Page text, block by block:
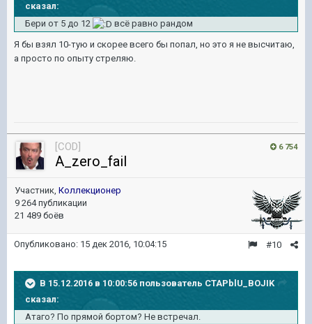
сказал:
Бери от 5 до 12
всё равно рандом
Я бы взял 10-тую и скорее всего бы попал, но это я не высчитаю,
а просто по опыту стреляю.
6 754
[COD]
A_zero_fail
Участник, Коллекционер
9 264 публикации
21 489 боёв
#10
Опубликовано: 15 дек 2016, 10:04:15
В 15.12.2016 в 10:00:56 пользователь CTAPblU_BOJIK
сказал:
Атаго? По прямой бортом? Не встречал.